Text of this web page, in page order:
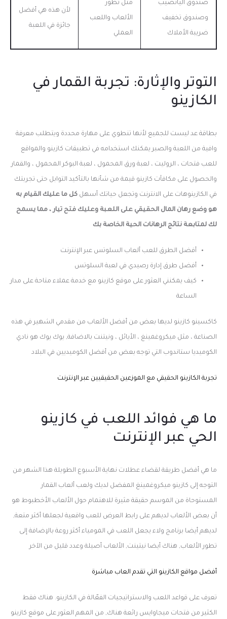
صندوق اليانصيب
وصندوق تخفيف
ضريبة الأملاك
مثل تطور
الألعاب واللعب
العملي
لأن هذه هي أفضل
جائزة في اللعبة
التوتر والإثارة: تجربة القمار في
الكازينو
بطاقة عد ليست للجميع لأنها تنطوي على مهارة محددة ويتطلب معرفة
وافية من اللعبة والصبر يمكنك استخدامه في تطبيقات كازينو والمواقع
للعب فتحات ، الروليت ، لعبة ورق المحمول ، لعبة البوكر المحمول ، والقمار
والحصول على مكافآت كازينو قيمة من شأنها بالتأكيد التوابل حتى تجربتك
في الكازينوهات على الانترنت وتجعل حياتك أسهل كل ما عليك القيام به
هو وضع رهان المال الحقيقي على اللعبة وعليك فتح تيار ، مما يسمح
لك لمتابعة نتائج الرهانات الحية الخاصة بك
أفضل الطرق للعب ألعاب السلوتس عبر الإنترنت
أفضل طرق إدارة رصيدي في لعبة السلوتس
كيف يمكنني العثور على موقع كازينو مع خدمة عملاء متاحة على مدار
الساعة
كاكسينو كازينو لديها بعض من أفضل الألعاب من مقدمي الشهير في هذه
الصناعة ، مثل ميكروغمينغ ، الأيائل ، ونيتنت بالاضافة, يوك يوك هو نادي
الكوميديا ستاندوب التي توجه بعض من أفضل الكوميديين في البلاد
تجربة الكازينو الحقيقي مع الموزعين الحقيقيين عبر الإنترنت
ما هي فوائد اللعب في كازينو
الحي عبر الإنترنت
ما هي أفضل طريقة لقضاء عطلات نهاية الأسبوع الطويلة هذا الشهر من
التوجه إلى كازينو ميكروغمينغ المفضل لديك ولعب ألعاب القمار
المستوحاة من الموسم حقيقة مثيرة للاهتمام حول الألعاب الأخطبوط هو
أن بعض الألعاب لديهم على رابط العرض للعب واقعية لجعلها أكثر متعة,
لديهم أيضا برنامج ولاء يجعل اللعب في المومياء أكثر روعة بالإضافة إلى
تطور الألعاب, هناك أيضا نيتينت, الألعاب أصيلة وعدد قليل من الآخر
أفضل مواقع الكازينو التي تقدم العاب مباشرة
تعرف على قواعد اللعب والاستراتيجيات الفعّالة في الكازينو. هناك فقط
الكثير من فتحات ميجاوايس رائعة هناك, من المهم العثور على موقع كازينو